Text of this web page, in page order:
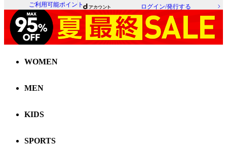
ご利用可能ポイント ログイン/発行する
WOMEN
MEN
KIDS
SPORTS